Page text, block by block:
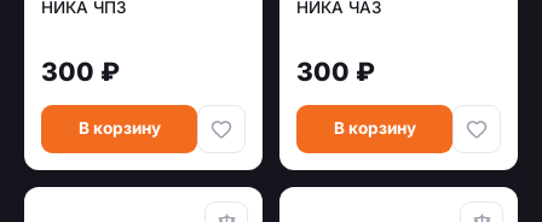
НИКА ЧП3
300 ₽
В корзину
НИКА ЧА3
300 ₽
В корзину